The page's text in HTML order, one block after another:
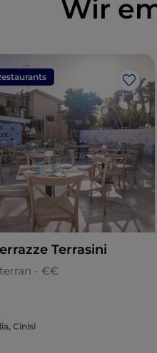
Wir
Like
Terrasini
- €€
Cinisi